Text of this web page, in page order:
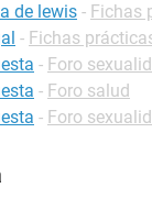
de lewis - Fichas
- Fichas
- Foro
- Foro salud
- Foro